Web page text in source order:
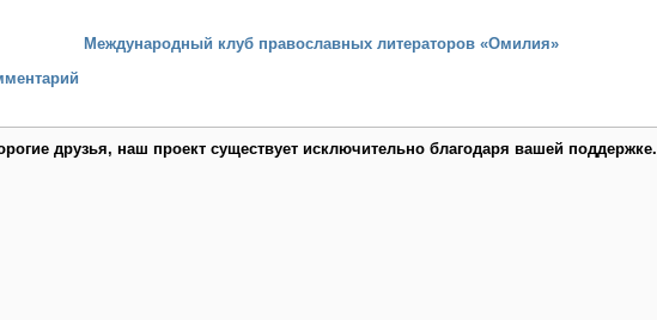
Международный клуб православных литераторов «Омилия»
друзья, наш проект существует исключительно благодаря вашей поддержке.